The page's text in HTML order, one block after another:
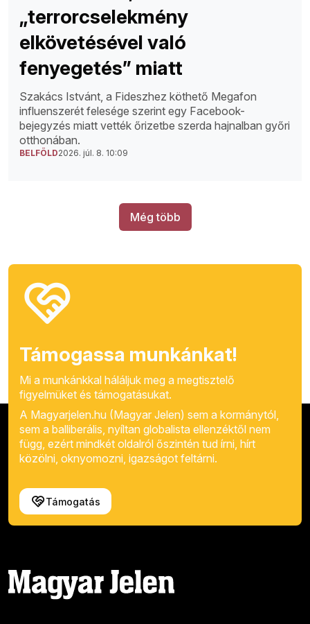
„terrorcselekmény
elkövetésével való
fenyegetés” miatt
Szakács Istvánt, a Fideszhez köthető Megafon
influenszerét felesége szerint egy Facebook-
bejegyzés miatt vették őrizetbe szerda hajnalban győri
otthonában.
BELFÖLD2026. júl. 8. 10:09
Még több
Támogassa munkánkat!
Mi a munkánkkal háláljuk meg a megtisztelő
figyelmüket és támogatásukat.
A Magyarjelen.hu (Magyar Jelen) sem a kormánytól,
sem a balliberális, nyíltan globalista ellenzéktől nem
függ, ezért mindkét oldalról őszintén tud írni, hírt
közölni, oknyomozni, igazságot feltárni.
Támogatás